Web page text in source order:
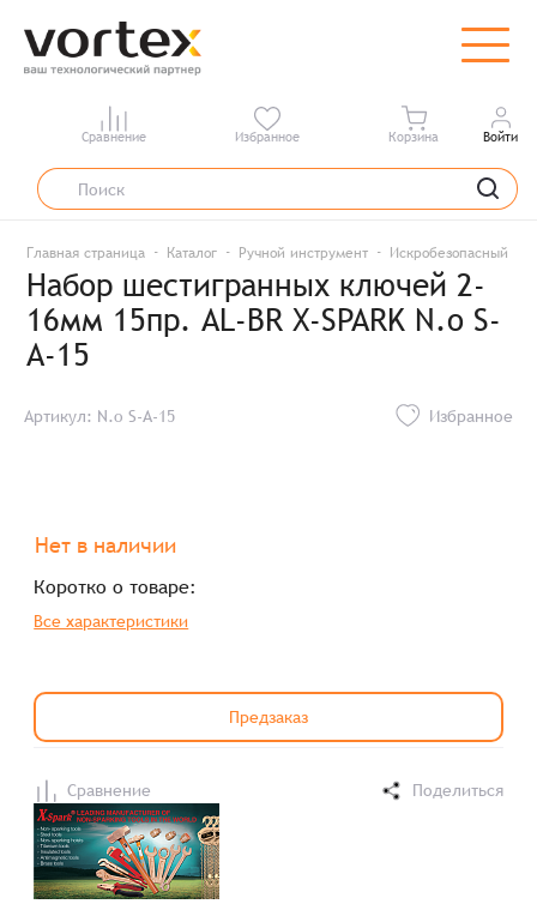
Сравнение Избранное Корзина Войти
Главная страница Каталог Ручной инструмент Искробезопасный
Набор шестигранных ключей 2-
16мм 15пр. AL-BR X-SPARK N.o S-
A-15
Артикул: N.o S-A-15 Избранное
Нет в наличии
Коротко о товаре:
Все характеристики
Предзаказ
Сравнение Поделиться